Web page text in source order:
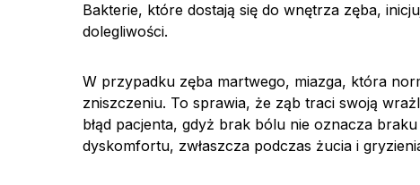
Bakterie, które dostają się do wnętrza zęba,
dolegliwości.
W przypadku zęba martwego, miazga, która
zniszczeniu. To sprawia, że ząb traci swoją
błąd pacjenta, gdyż brak bólu nie oznacza
dyskomfortu, zwłaszcza podczas żucia i